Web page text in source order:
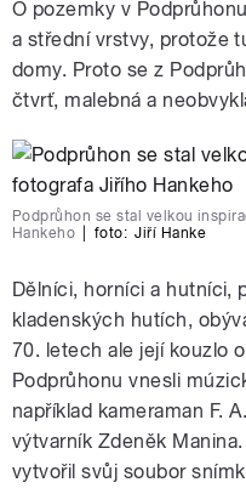
O pozemky v
a střední vrstvy, protože
domy. Proto se z
čtvrť, malebná a
Podprůhon se stal velkou
Hankeho
foto: Jiří Hanke
Dělníci, horníci a hutníci,
kladenských hutích,
70. letech ale její kouzlo
Podprůhonu vnesli
například kameraman F.
výtvarník Zdeněk
vytvořil svůj soubor